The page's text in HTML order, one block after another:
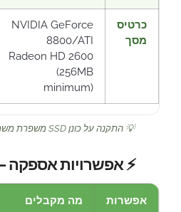
כרטיס
מסך
NVIDIA GeForce
8800/ATI
Radeon HD 2600
(256MB
minimum)
💡 התקנה על כונן SSD משפרת משמעותית את זמני הטעינה.
⚡ אפשרויות
אפשרות מה מקבלים